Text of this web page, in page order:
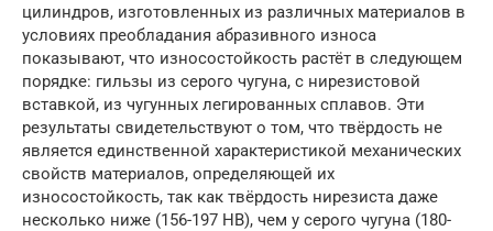
цилиндров, изготовленных из различных материалов в
условиях преобладания абразивного износа
показывают, что износостойкость растёт в следующем
порядке: гильзы из серого чугуна, с нирезистовой
вставкой, из чугунных легированных сплавов. Эти
результаты свидетельствуют о том, что твёрдость не
является единственной характеристикой механических
свойств материалов, определяющей их
износостойкость, так как твёрдость нирезиста даже
несколько ниже (156-197 HB), чем у серого чугуна (180-